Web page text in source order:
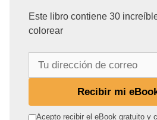
Este libro contiene 30
colorear
r
Recibir mi
Acepto recibir el eBook gratuito y